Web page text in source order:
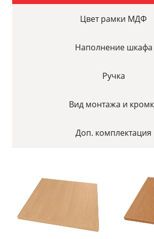
Цвет рамки МДФ
Наполнение шкафа
Ручка
Вид монтажа и
Доп. комплектация